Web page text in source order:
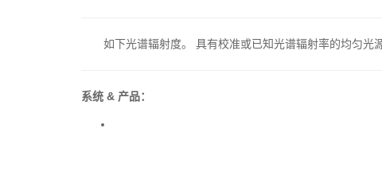
如下光谱辐射度。 具有校准或已知光谱辐射率的均匀光
系统 & 产品：